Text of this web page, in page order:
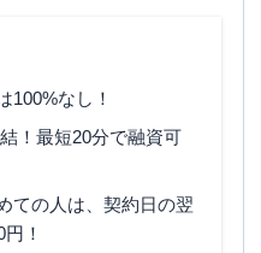
100%なし！
！最短20分で融資可
ての人は、契約日の翌
！